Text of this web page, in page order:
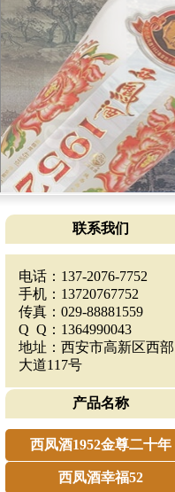
联系我们
电话：137-2076-7752
手机：13720767752
传真：029-88881559
Q Q：1364990043
地址：西安市高新区西部
大道117号
产品名称
西凤酒1952金尊二十年
西凤酒幸福52